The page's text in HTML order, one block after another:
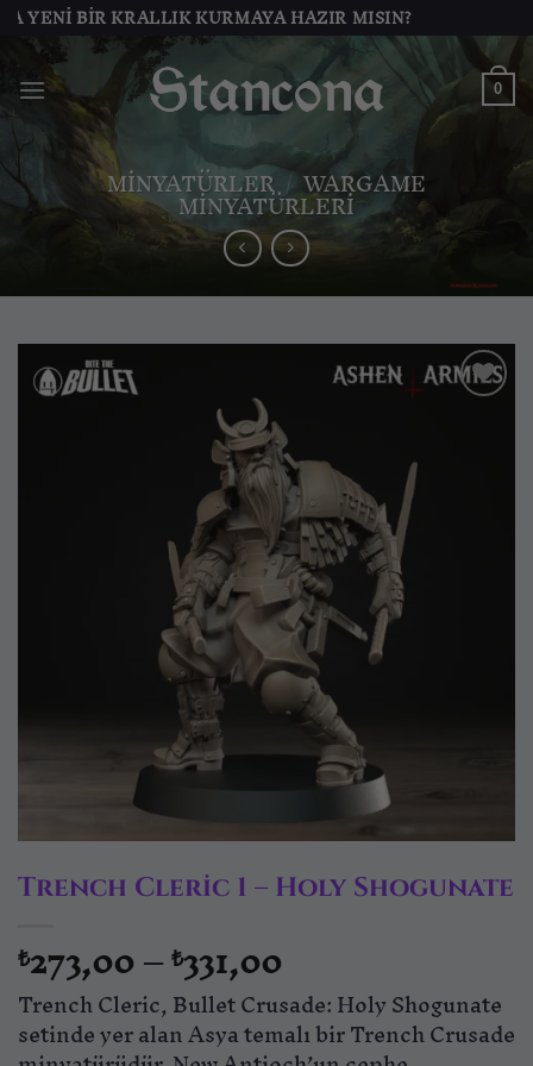
İçeriğe
atla
BIR KRALLIK KURMAYA HAZIR MISIN?
0
MINYATÜRLER / WARGAME
MINYATÜRLERI
Trench Cleric 1 – Holy Shogunate
₺273,00–₺331,00Fiyat
aralığı:
₺273,00
-
Trench Cleric, Bullet Crusade: Holy Shogunate
setinde yer alan Asya temalı bir Trench Crusade